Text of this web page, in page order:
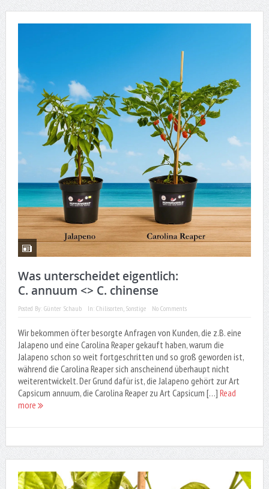
Was unterscheidet eigentlich:
C. annuum <> C. chinense
Posted By: Günter Schaub In: Chilisorten, Sonstige No Comments
Wir bekommen öfter besorgte Anfragen von Kunden, die z.B. eine
Jalapeno und eine Carolina Reaper gekauft haben, warum die
Jalapeno schon so weit fortgeschritten und so groß geworden ist,
während die Carolina Reaper sich anscheinend überhaupt nicht
weiterentwickelt. Der Grund dafür ist, die Jalapeno gehört zur Art
Capsicum annuum, die Carolina Reaper zu Art Capsicum […] Read
more